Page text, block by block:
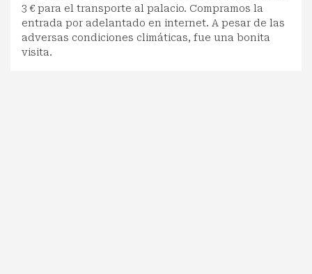
3 € para el transporte al palacio. Compramos la
entrada por adelantado en internet. A pesar de las
adversas condiciones climáticas, fue una bonita
visita.